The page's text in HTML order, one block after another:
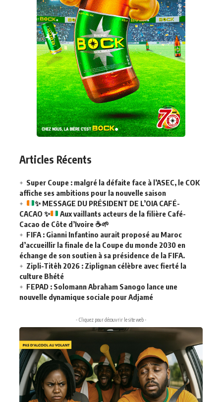
Articles Récents
Super Coupe : malgré la défaite face à l’ASEC, le COK
affiche ses ambitions pour la nouvelle saison
✨MESSAGE DU PRÉSIDENT DE L’OIA CAFÉ-
CACAO ✨
Aux vaillants acteurs de la filière Café-
Cacao de Côte d’Ivoire ☕🌱
FIFA : Gianni Infantino aurait proposé au Maroc
d’accueillir la finale de la Coupe du monde 2030 en
échange de son soutien à sa présidence de la FIFA.
Zipli-Titêh 2026 : Ziplignan célèbre avec fierté la
culture Bhété
FEPAD : Solomann Abraham Sanogo lance une
nouvelle dynamique sociale pour Adjamé
- Cliquez pour découvrir le site web -